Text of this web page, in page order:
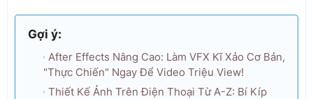
Gợi ý:
After Effects Nâng Cao: Làm VFX Kĩ Xảo Cơ Bản,
"Thực Chiến" Ngay Để Video Triệu View!
Thiết Kế Ảnh Trên Điện Thoại Từ A-Z: Bí Kíp